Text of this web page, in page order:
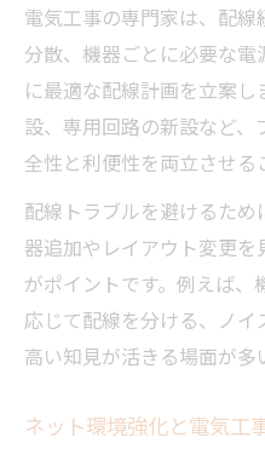
電気工事の専門家は、配
分散、機器ごとに必要な
に最適な配線計画を立案
設、専用回路の新設など
全性と利便性を両立させる
配線トラブルを避けるた
器追加やレイアウト変更
がポイントです。例えば
応じて配線を分ける、ノ
高い知見が活きる場面が多
ネット環境強化と電気工